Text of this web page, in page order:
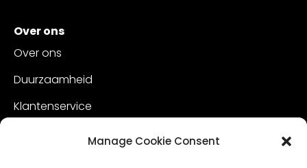
Manage Cookie Consent
Over ons
Over ons
Duurzaamheid
Klantenservice